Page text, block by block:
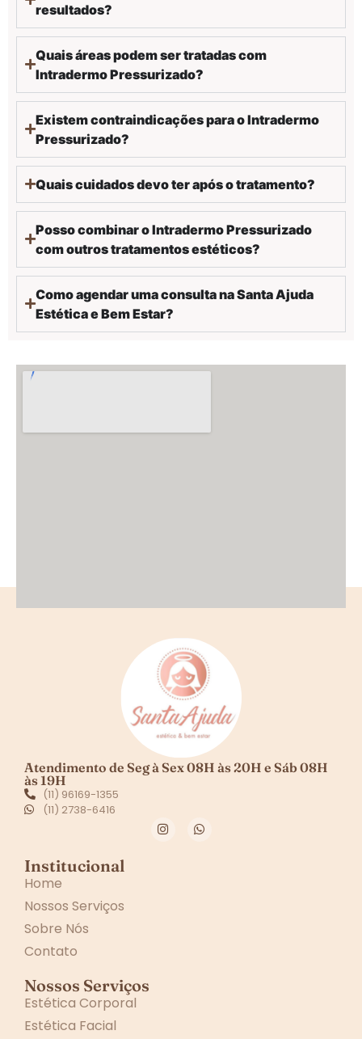
resultados?
Quais áreas podem ser tratadas com
Intradermo Pressurizado?
Existem contraindicações para o Intradermo
Pressurizado?
Quais cuidados devo ter após o tratamento?
Posso combinar o Intradermo Pressurizado
com outros tratamentos estéticos?
Como agendar uma consulta na Santa Ajuda
Estética e Bem Estar?
Atendimento de Seg à Sex 08H às 20H e Sáb 08H
às 19H
(11) 96169-1355
(11) 2738-6416
Institucional
Home
Nossos Serviços
Sobre Nós
Contato
Nossos Serviços
Estética Corporal
Estética Facial